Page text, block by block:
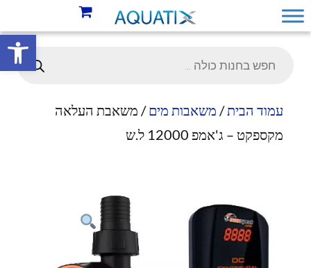
פתח
עמוד הבית/ משאבות מים/ משאבת העלאה
מקספקט – ג'אמפ 12000 ל.ש